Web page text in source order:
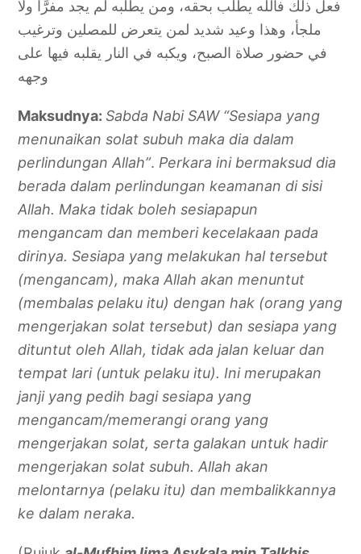
فعل ذلك فالله يطلب بحقه، ومن يطلبه لم يجد مفرًّا ولا
ملجأ، وهذا وعيد شديد لمن يتعرض للمصلين وترغيب
في حضور صلاة الصبح، ويكبه في النار يقلبه فيها على
وجهه
Maksudnya: Sabda Nabi SAW “Sesiapa yang
menunaikan solat subuh maka dia dalam
perlindungan Allah”. Perkara ini bermaksud dia
berada dalam perlindungan keamanan di sisi
Allah. Maka tidak boleh sesiapapun
mengancam dan memberi kecelakaan pada
dirinya. Sesiapa yang melakukan hal tersebut
(mengancam), maka Allah akan menuntut
(membalas pelaku itu) dengan hak (orang yang
mengerjakan solat tersebut) dan sesiapa yang
dituntut oleh Allah, tidak ada jalan keluar dan
tempat lari (untuk pelaku itu). Ini merupakan
janji yang pedih bagi sesiapa yang
mengancam/memerangi orang yang
mengerjakan solat, serta galakan untuk hadir
mengerjakan solat subuh. Allah akan
melontarnya (pelaku itu) dan membalikkannya
ke dalam neraka.